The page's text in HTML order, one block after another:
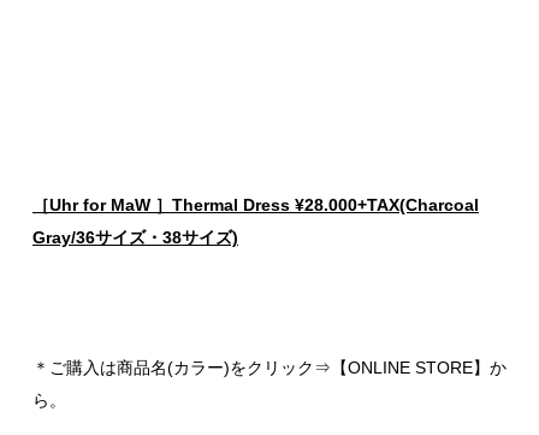
［Uhrfor MaW ］Thermal Dress ¥28.000+TAX(Charcoal
Gray/36サイズ・38サイズ)
＊ご購入は商品名(カラー)をクリック⇒【ONLINE STORE】か
ら。